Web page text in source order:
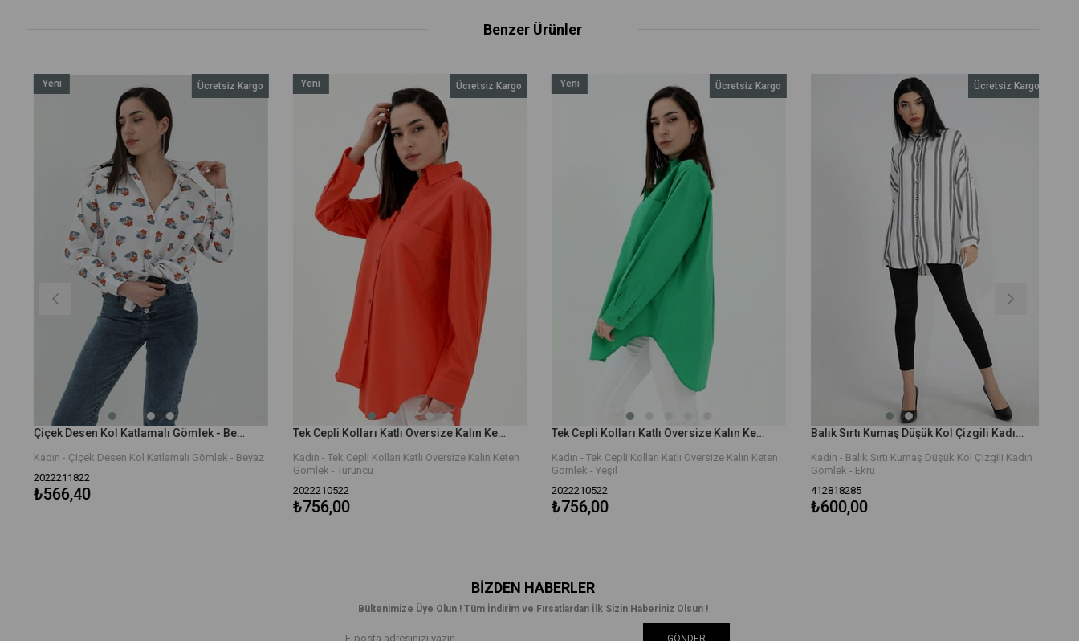
Benzer Ürünler
Çiçek Desen Kol Katlamalı Gömlek - Beyaz
Kadın - Çiçek Desen Kol Katlamalı Gömlek - Beyaz
2022211822
₺566,40
Ücretsiz Kargo
Yeni
Tek Cepli Kolları Katlı Oversize Kalın Keten Gömlek - Turuncu
Kadın - Tek Cepli Kolları Katlı Oversize Kalın Keten
Gömlek - Turuncu
2022210522
₺756,00
Ücretsiz Kargo
Yeni
Tek Cepli Kolları Katlı Oversize Kalın Keten Gömlek - Yeşil
Kadın - Tek Cepli Kolları Katlı Oversize Kalın Keten
Gömlek - Yeşil
2022210522
₺756,00
Ücretsiz Kargo
Yeni
Balık Sırtı Kumaş Düşük Kol Çizgili Kadın Gömlek - Ekru
Kadın - Balık Sırtı Kumaş Düşük Kol Çizgili Kadın
Gömlek - Ekru
412818285
₺600,00
Ücretsiz Kargo
BIZDEN HABERLER
Bültenimize Üye Olun ! Tüm İndirim ve Fırsatlardan İlk Sizin Haberiniz Olsun !
GÖNDER